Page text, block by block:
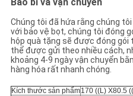
Chúng tôi đã hứa rằng chúng
với bảo vệ bọt, chúng tôi đóng
hộp quà tặng sẽ được đóng
thể được gửi theo nhiều cách,
khoảng 4-9 ngày vận chuyển
hàng hóa rất nhanh chóng.
Kích thước sản phẩm170 ((L) X80.5